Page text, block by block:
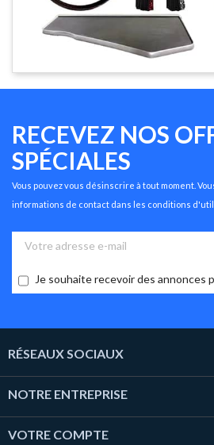
RECEVEZ NOS
SPÉCIALES
Vous pouvez vous désinscrire à tout moment.
informations de contact dans les conditions
Je souhaite recevoir des annonces
RÉSEAUX SOCIAUX
NOTRE ENTREPRISE
VOTRE COMPTE